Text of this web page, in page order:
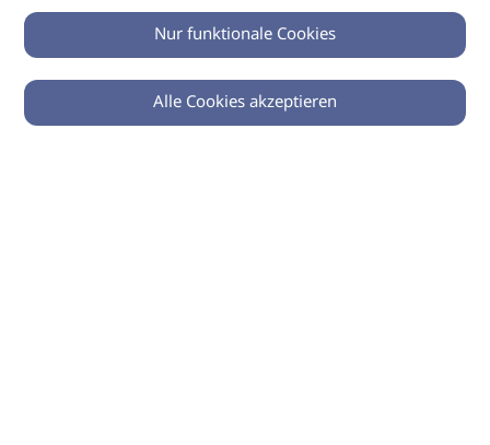
0
Nur funktionale Cookies
Alle Cookies akzeptieren